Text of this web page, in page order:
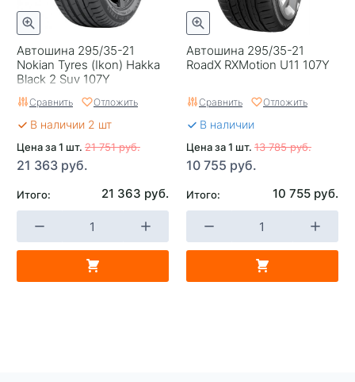
Автошина 295/35-21
Nokian Tyres (Ikon) Hakka
Black 2 Suv 107Y
Сравнить Отложить
В наличии 2 шт
Цена за 1 шт. 21 751 руб.
21 363 руб.
Итого: 21 363 руб.
Автошина 295/35-21
RoadX RXMotion U11 107Y
Сравнить Отложить
В наличии
Цена за 1 шт. 13 785 руб.
10 755 руб.
Итого: 10 755 руб.